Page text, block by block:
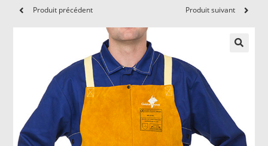
Produit précédent Produit suivant